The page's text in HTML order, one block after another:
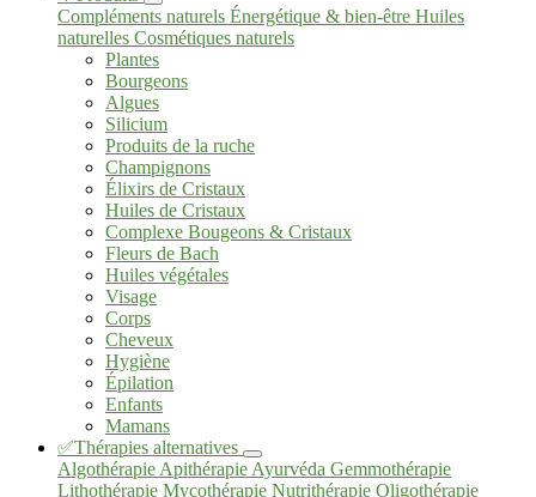
Compléments naturels Énergétique & bien-être Huiles
naturelles Cosmétiques naturels
Plantes
Bourgeons
Algues
Silicium
Produits de la ruche
Champignons
Élixirs de Cristaux
Huiles de Cristaux
Complexe Bougeons & Cristaux
Fleurs de Bach
Huiles végétales
Visage
Corps
Cheveux
Hygiène
Épilation
Enfants
Mamans
✅Thérapies alternatives
Algothérapie Apithérapie Ayurvéda Gemmothérapie
Lithothérapie Mycothérapie Nutrithérapie Oligothérapie